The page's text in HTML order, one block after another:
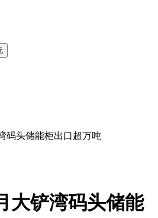
码头储能柜出口超万吨
大铲湾码头储能